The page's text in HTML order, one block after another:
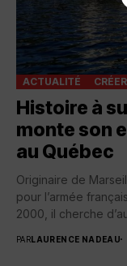
ACTUALITÉ
Histoire à
monte son
au Québec
Originaire de
pour l’armée
2000, il cherche
PAR LAURENCE NADEAU